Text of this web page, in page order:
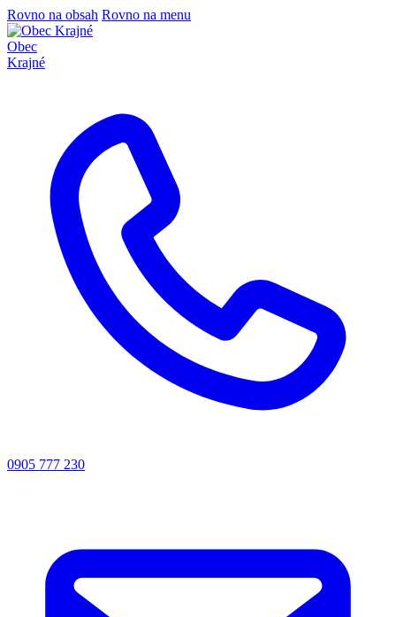
Rovno na obsah Rovno na menu
Obec
Krajné
0905 777 230